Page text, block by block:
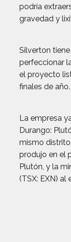
podría
gravedad y
Silverton
perfeccionar
el proyecto
finales de año.
La empresa
Durango:
mismo
produjo en el
Plutón, y la
(TSX: EXN) al